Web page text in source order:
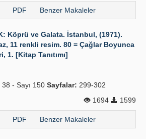
PDF Benzer Makaleler
Köprü ve Galata. İstanbul, (1971).
11 renkli resim. 80 = Çağlar Boyunca
1. [Kitap Tanıtımı]
- Sayı 150 Sayfalar: 299-302
1694
1599
PDF Benzer Makaleler